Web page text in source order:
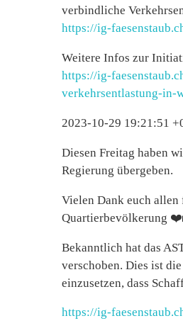
verbindliche
https://ig-
Weitere Infos zur
https://ig-
verkehrsentlastung-in-
2023-10-29 19:21:51
Diesen Freitag haben
Regierung übergeben.
Vielen Dank euch allen
Quartierbevölkerung
Bekanntlich hat das
verschoben. Dies ist
einzusetzen, dass
https://ig-